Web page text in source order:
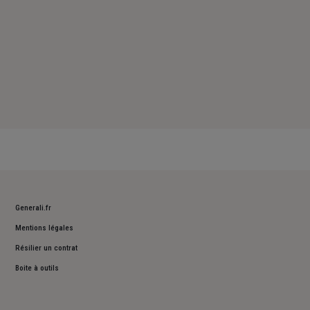
Generali.fr
Mentions légales
Résilier un contrat
Boite à outils